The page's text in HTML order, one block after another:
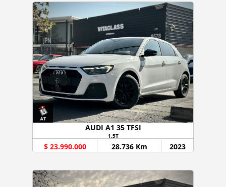
AUDI A1 35 TFSI
1.5T
$ 23.990.000 28.736 Km 2023